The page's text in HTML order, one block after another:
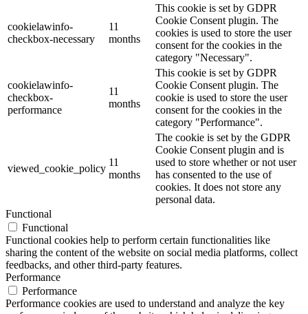
cookielawinfo-
checkbox-necessary
11
months
This cookie is set by GDPR
Cookie Consent plugin. The
cookies is used to store the user
consent for the cookies in the
category "Necessary".
cookielawinfo-
checkbox-
performance
11
months
This cookie is set by GDPR
Cookie Consent plugin. The
cookie is used to store the user
consent for the cookies in the
category "Performance".
viewed_cookie_policy
11
months
The cookie is set by the GDPR
Cookie Consent plugin and is
used to store whether or not user
has consented to the use of
cookies. It does not store any
personal data.
Functional
Functional
Functional cookies help to perform certain functionalities like
sharing the content of the website on social media platforms, collect
feedbacks, and other third-party features.
Performance
Performance
Performance cookies are used to understand and analyze the key